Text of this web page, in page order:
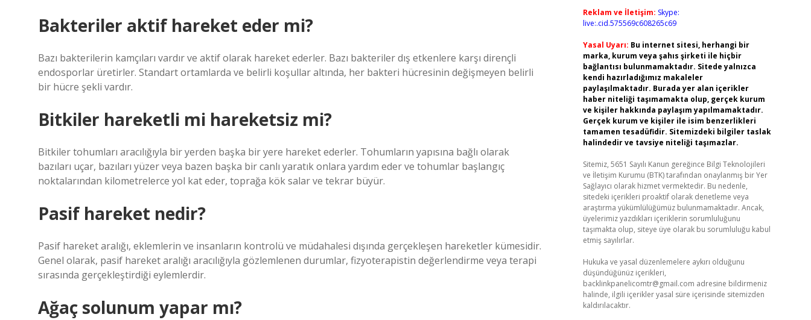
Bakteriler aktif hareket eder mi?
Bazı bakterilerin kamçıları vardır ve aktif olarak hareket ederler. Bazı bakteriler dış etkenlere karşı dirençli
endosporlar üretirler. Standart ortamlarda ve belirli koşullar altında, her bakteri hücresinin değişmeyen belirli
bir hücre şekli vardır.
Bitkiler hareketli mi hareketsiz mi?
Bitkiler tohumları aracılığıyla bir yerden başka bir yere hareket ederler. Tohumların yapısına bağlı olarak
bazıları uçar, bazıları yüzer veya bazen başka bir canlı yaratık onlara yardım eder ve tohumlar başlangıç ​​
noktalarından kilometrelerce yol kat eder, toprağa kök salar ve tekrar büyür.
Pasif hareket nedir?
Pasif hareket aralığı, eklemlerin ve insanların kontrolü ve müdahalesi dışında gerçekleşen hareketler kümesidir.
Genel olarak, pasif hareket aralığı aracılığıyla gözlemlenen durumlar, fizyoterapistin değerlendirme veya terapi
sırasında gerçekleştirdiği eylemlerdir.
Ağaç solunum yapar mı?
Reklam ve İletişim: Skype:
live:.cid.575569c608265c69
Yasal Uyarı: Bu internet sitesi, herhangi bir
marka, kurum veya şahıs şirketi ile hiçbir
bağlantısı bulunmamaktadır. Sitede yalnızca
kendi hazırladığımız makaleler
paylaşılmaktadır. Burada yer alan içerikler
haber niteliği taşımamakta olup, gerçek kurum
ve kişiler hakkında paylaşım yapılmamaktadır.
Gerçek kurum ve kişiler ile isim benzerlikleri
tamamen tesadüfidir. Sitemizdeki bilgiler taslak
halindedir ve tavsiye niteliği taşımazlar.
Sitemiz, 5651 Sayılı Kanun gereğince Bilgi Teknolojileri
ve İletişim Kurumu (BTK) tarafından onaylanmış bir Yer
Sağlayıcı olarak hizmet vermektedir. Bu nedenle,
sitedeki içerikleri proaktif olarak denetleme veya
araştırma yükümlülüğümüz bulunmamaktadır. Ancak,
üyelerimiz yazdıkları içeriklerin sorumluluğunu
taşımakta olup, siteye üye olarak bu sorumluluğu kabul
etmiş sayılırlar.
Hukuka ve yasal düzenlemelere aykırı olduğunu
düşündüğünüz içerikleri,
backlinkpanelicomtr@gmail.com adresine bildirmeniz
halinde, ilgili içerikler yasal süre içerisinde sitemizden
kaldırılacaktır.